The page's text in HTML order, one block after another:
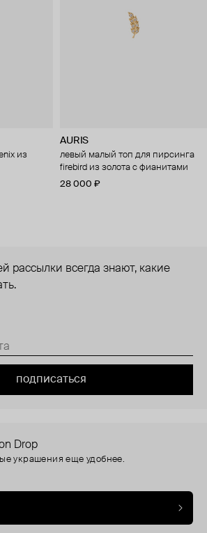
из
AURIS
левый малый топ для пирсинга
firebird из золота с фианитами
28 000 ₽
рассылки всегда знают, какие
подписаться
Drop
украшения еще удобнее.